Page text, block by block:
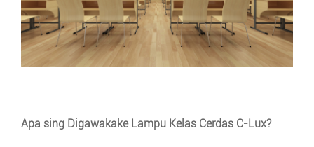
Apa sing Digawakake Lampu Kelas Cerdas C-Lux?